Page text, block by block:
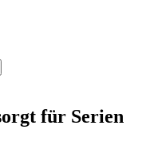
für Serien